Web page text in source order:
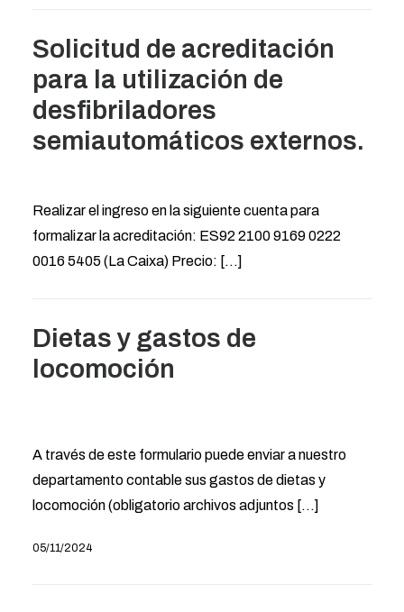
Solicitud de acreditación
para la utilización de
desfibriladores
semiautomáticos externos.
Realizar el ingreso en la siguiente cuenta para
formalizar la acreditación: ES92 2100 9169 0222
0016 5405 (La Caixa) Precio: [...]
Dietas y gastos de
locomoción
A través de este formulario puede enviar a nuestro
departamento contable sus gastos de dietas y
locomoción (obligatorio archivos adjuntos […]
05/11/2024